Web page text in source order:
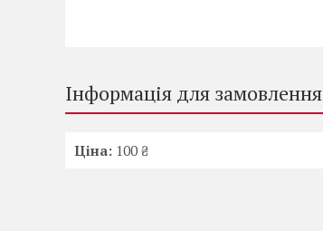
Інформація для замовлення
Ціна: 100 ₴